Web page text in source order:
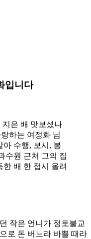
입니다
은 배 맛보셨나
하는 여정화 님
아 수행, 보시, 봉
수원 근처 그의 집
배 한 접시 올려
작은 언니가 정토불교
로 돈 버느라 바쁠 때라